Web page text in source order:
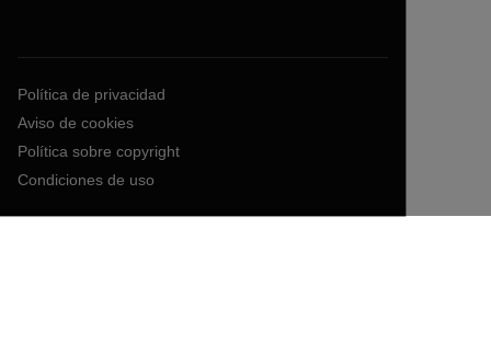
Política de privacidad
Aviso de cookies
Política sobre copyright
Condiciones de uso